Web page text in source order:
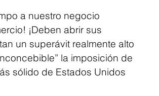
a nuestro negocio
¡Deben abrir sus
un superávit realmente alto
la imposición de
sólido de Estados Unidos